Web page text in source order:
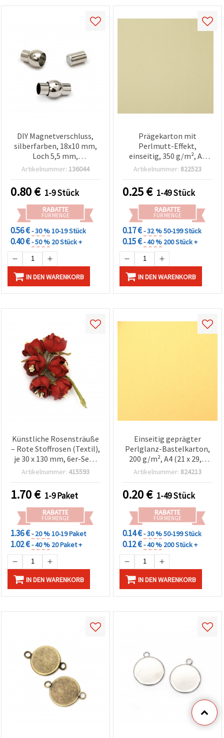
DIY Magnetverschluss,
silberfarben, 18x10 mm,
Loch 5,5 mm,
Schmuckzubehör für
Bastelbedarf
Artikelnummer: 136044
0.80€ 1-9 Stück
RABATTE
FÜR MENGE
0.56 €- 30 %10-19 Stück
0.40 €- 50 % 20 Stück +
IN DEN WARENKORB
Prägekarton mit
Perlmutt-Effekt,
einseitig, 350 g/m², A4
(297 x 210 mm), Lemon
Artikelnummer: 822523
0.25€ 1-49 Stück
RABATTE
FÜR MENGE
0.17 €- 32 %50-199 Stück
0.15 €- 40 % 200 Stück +
IN DEN WARENKORB
Künstliche Rosensträuße
– Rote Stoffrosen (Textil),
je 30 x 130 mm, 6er-Set |
Textilrosen für DIY,
Blumenarrangements,
Hochzeits- & Wohndeko
Artikelnummer: 415593
1.70€ 1-9 Paket
RABATTE
FÜR MENGE
1.36 €- 20 %10-19 Paket
1.02 €- 40 % 20 Paket +
IN DEN WARENKORB
Einseitig geprägter
Perlglanz-Bastelkarton,
200 g/m², A4 (21 x 29,7
cm), goldfarben – 1
Artikelnummer: 824213
0.20€ 1-49 Stück
RABATTE
FÜR MENGE
0.14 €- 30 %50-199 Stück
0.12 €- 40 % 200 Stück +
IN DEN WARENKORB